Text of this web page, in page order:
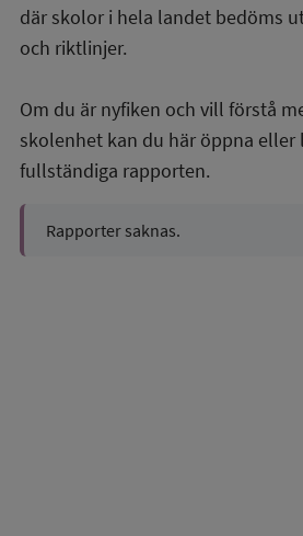
där skolor i hela landet bedöms
och riktlinjer.
Om du är nyfiken och vill förstå
skolenhet kan du här öppna eller
fullständiga rapporten.
Rapporter saknas.